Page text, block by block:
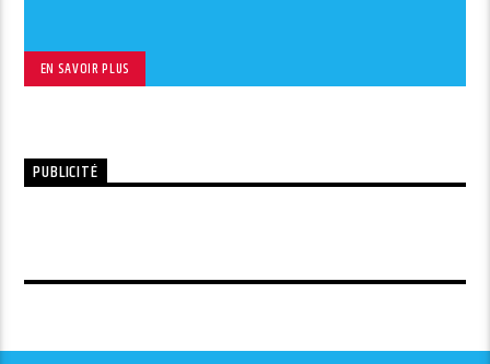
EN SAVOIR PLUS
PUBLICITÉ